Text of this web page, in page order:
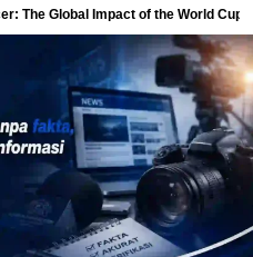
The Global Impact of the World Cup